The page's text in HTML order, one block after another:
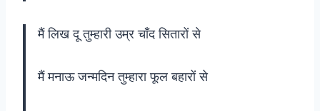
मैं लिख दू तुम्हारी उम्र चाँद सितारों से
मैं मनाऊ जन्मदिन तुम्हारा फूल बहारों से